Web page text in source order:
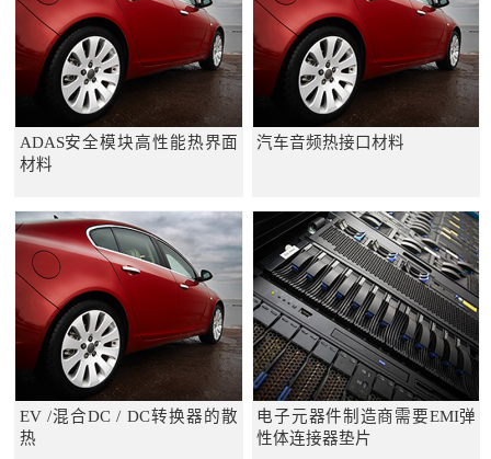
ADAS安全模块高性能热界面
材料
汽车音频热接口材料
EV /混合DC / DC转换器的散
热
电子元器件制造商需要EMI弹
性体连接器垫片